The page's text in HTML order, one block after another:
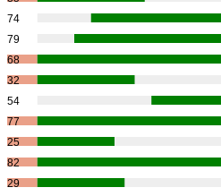
74
79
68
32
54
77
25
82
29